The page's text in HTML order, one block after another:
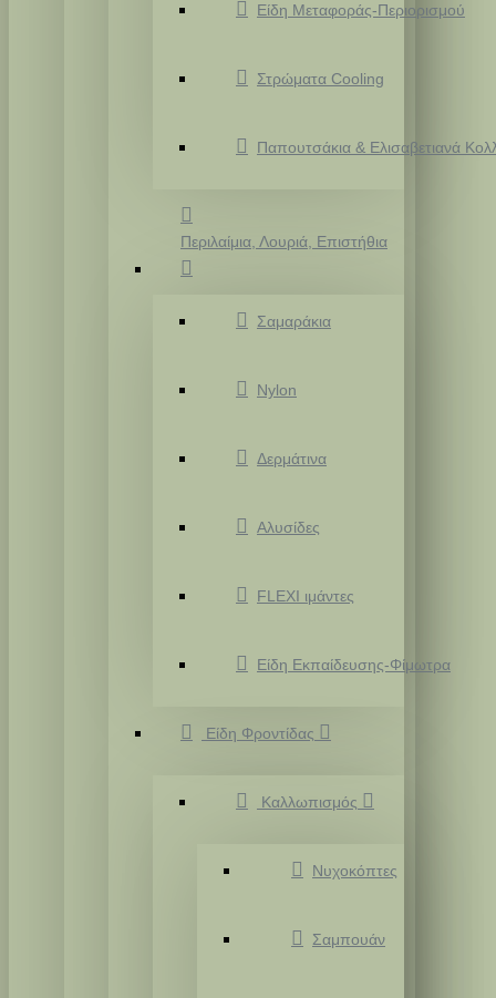
Είδη Μεταφοράς-Περιορισμού
Στρώματα Cooling
Παπουτσάκια & Ελισαβετιανά
Περιλαίμια, Λουριά, Επιστήθια
Σαμαράκια
Nylon
Δερμάτινα
Αλυσίδες
FLEXI ιμάντες
Είδη Εκπαίδευσης-Φίμωτρα
Είδη Φροντίδας
Καλλωπισμός
Νυχοκόπτες
Σαμπουάν